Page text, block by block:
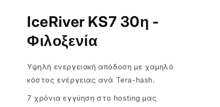
IceRiver KS7 30η -
Φιλοξενία
Υψηλή ενεργειακή απόδοση με χαμηλό
κόστος ενέργειας ανά Tera-hash.
7 χρόνια εγγύηση στο hosting μας